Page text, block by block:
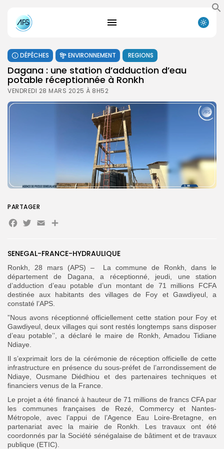
Search
for:
Search
Button
FR
DÉPÊCHES ENVIRONNEMENT REGIONS
Dagana : une station d’adduction d’eau
potable réceptionnée à Ronkh
VENDREDI 28 MARS 2025 À 8H52
SENEGAL-FRANCE-HYDRAULIQUE
Ronkh, 28 mars (APS) – La commune de Ronkh, dans le
département de Dagana, a réceptionné, jeudi, une station
d’adduction d’eau potable d’un montant de 71 millions FCFA
destinée aux habitants des villages de Foy et Gawdiyeul, a
constaté l’APS.
”Nous avons réceptionné officiellement cette station pour Foy et
Gawdiyeul, deux villages qui sont restés longtemps sans disposer
d’eau potable’’, a déclaré le maire de Ronkh, Amadou Tidiane
Ndiaye.
Il s’exprimait lors de la cérémonie de réception officielle de cette
infrastructure en présence du sous-préfet de l’arrondissement de
Ndiaye, Ousmane Diédhiou et des partenaires techniques et
financiers venus de la France.
Le projet a été financé à hauteur de 71 millions de francs CFA par
les communes françaises de Rezé, Commercy et Nantes-
Métropole, avec l’appui de l’Agence Eau Loire-Bretagne, en
partenariat avec la mairie de Ronkh. Les travaux ont été
coordonnés par la Société sénégalaise de bâtiment et de travaux
publique (ETIC).
PARTAGER
Facebook
Twitter
Email